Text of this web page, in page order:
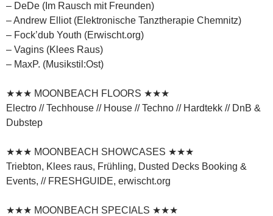
– DeDe (Im Rausch mit Freunden)
– Andrew Elliot (Elektronische Tanztherapie Chemnitz)
– Fock’dub Youth (Erwischt.org)
– Vagins (Klees Raus)
– MaxP. (Musikstil:Ost)
★★★ MOONBEACH FLOORS ★★★
Electro // Techhouse // House // Techno // Hardtekk // DnB &
Dubstep
★★★ MOONBEACH SHOWCASES ★★★
Triebton, Klees raus, Frühling, Dusted Decks Booking &
Events, // FRESHGUIDE, erwischt.org
★★★ MOONBEACH SPECIALS ★★★